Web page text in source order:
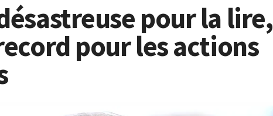
pour la lire,
pour les actions